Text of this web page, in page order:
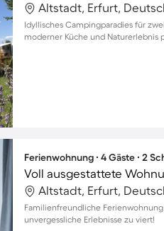
Altstadt, Erfurt,
Idyllisches Campingparadies für
moderner Küche und Naturerlebnis
Ferienwohnung ∙ 4 Gäste ∙ 2
Voll ausgestattete
Altstadt, Erfurt,
Familienfreundliche
unvergessliche Erlebnisse zu viert!